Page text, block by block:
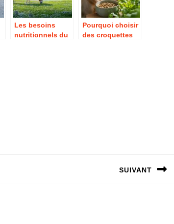
Les besoins
nutritionnels du
Pourquoi choisir
des croquettes
SUIVANT